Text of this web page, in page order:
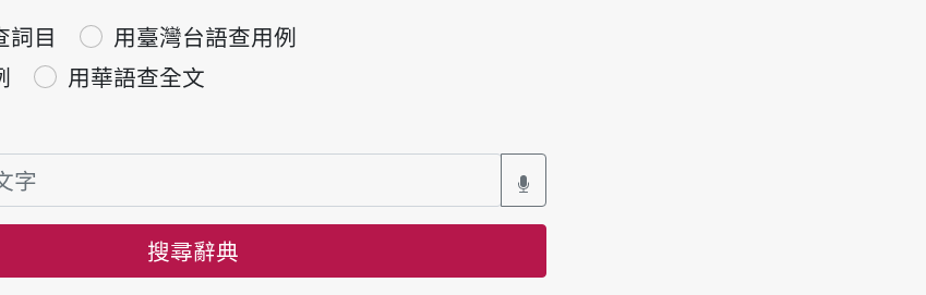
詞目
用臺灣台語查用例
用華語查全文
搜尋辭典